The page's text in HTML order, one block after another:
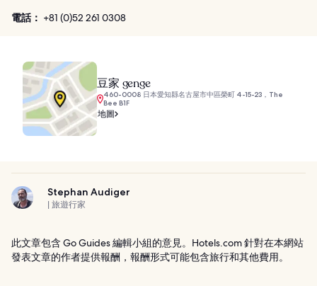
電話： +81 (0)52 261 0308
豆家 genge
460-0008 日本愛知縣名古屋市中區榮町 4-15-23，The
Bee B1F
地圖
Stephan Audiger
| 旅遊行家
此文章包含 Go Guides 編輯小組的意見。Hotels.com 針對在本網站
發表文章的作者提供報酬，報酬形式可能包含旅行和其他費用。